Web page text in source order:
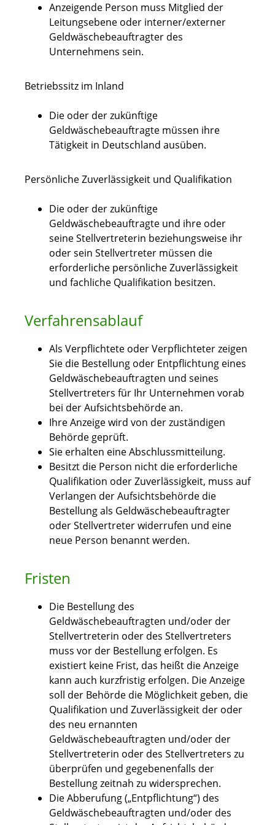
Anzeigende Person muss Mitglied der
Leitungsebene oder interner/externer
Geldwäschebeauftragter des
Unternehmens sein.
Betriebssitz im Inland
Die oder der zukünftige
Geldwäschebeauftragte müssen ihre
Tätigkeit in Deutschland ausüben.
Persönliche Zuverlässigkeit und Qualifikation
Die oder der zukünftige
Geldwäschebeauftragte und ihre oder
seine Stellvertreterin beziehungsweise ihr
oder sein Stellvertreter müssen die
erforderliche persönliche Zuverlässigkeit
und fachliche Qualifikation besitzen.
Verfahrensablauf
Als Verpflichtete oder Verpflichteter zeigen
Sie die Bestellung oder Entpflichtung eines
Geldwäschebeauftragten und seines
Stellvertreters für Ihr Unternehmen vorab
bei der Aufsichtsbehörde an.
Ihre Anzeige wird von der zuständigen
Behörde geprüft.
Sie erhalten eine Abschlussmitteilung.
Besitzt die Person nicht die erforderliche
Qualifikation oder Zuverlässigkeit, muss auf
Verlangen der Aufsichtsbehörde die
Bestellung als Geldwäschebeauftragter
oder Stellvertreter widerrufen und eine
neue Person benannt werden.
Fristen
Die Bestellung des
Geldwäschebeauftragten und/oder der
Stellvertreterin oder des Stellvertreters
muss vor der Bestellung erfolgen. Es
existiert keine Frist, das heißt die Anzeige
kann auch kurzfristig erfolgen. Die Anzeige
soll der Behörde die Möglichkeit geben, die
Qualifikation und Zuverlässigkeit der oder
des neu ernannten
Geldwäschebeauftragten und/oder der
Stellvertreterin oder des Stellvertreters zu
überprüfen und gegebenenfalls der
Bestellung zeitnah zu widersprechen.
Die Abberufung („Entpflichtung“) des
Geldwäschebeauftragten und/oder des